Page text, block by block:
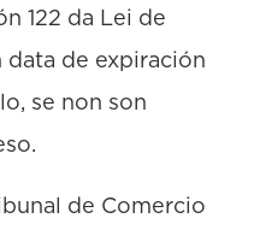
122 da Lei de
data de expiración
se non son
de Comercio